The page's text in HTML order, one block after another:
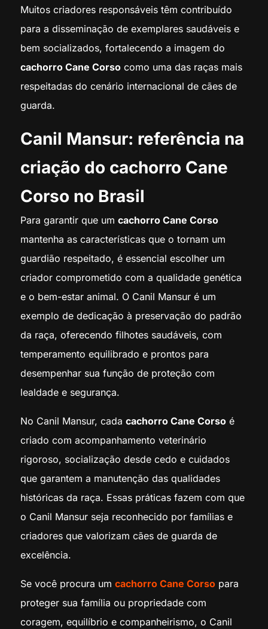
Muitos criadores responsáveis têm contribuído
para a disseminação de exemplares saudáveis e
bem socializados, fortalecendo a imagem do
cachorro Cane Corsocomo uma das raças mais
respeitadas do cenário internacional de cães de
guarda.
Canil Mansur: referência na
criação do cachorro Cane
Corso no Brasil
Para garantir que um cachorro Cane Corso
mantenha as características que o tornam um
guardião respeitado, é essencial escolher um
criador comprometido com a qualidade genética
e o bem-estar animal. O Canil Mansur é um
exemplo de dedicação à preservação do padrão
da raça, oferecendo filhotes saudáveis, com
temperamento equilibrado e prontos para
desempenhar sua função de proteção com
lealdade e segurança.
No Canil Mansur, cada cachorro Cane Corsoé
criado com acompanhamento veterinário
rigoroso, socialização desde cedo e cuidados
que garantem a manutenção das qualidades
históricas da raça. Essas práticas fazem com que
o Canil Mansur seja reconhecido por famílias e
criadores que valorizam cães de guarda de
excelência.
Se você procura um cachorro Cane Corsopara
proteger sua família ou propriedade com
coragem, equilíbrio e companheirismo, o Canil